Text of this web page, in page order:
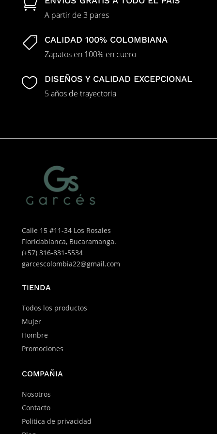

A partir de 3 pares
 CALIDAD 100% COLOMBIANA
Zapatos en 100% en cuero
 DISEÑOS Y CALIDAD EXCEPCIONAL
5 años de trayectoria
Calle 15 #11-34 Los Rosales
Floridablanca, Bucaramanga.
(+57) 316-831-5534
garcescolombia22@gmail.com
TIENDA
Todos los productos
Mujer
Hombre
Promociones
COMPAÑIA
Nosotros
Contacto
Politica de privacidad